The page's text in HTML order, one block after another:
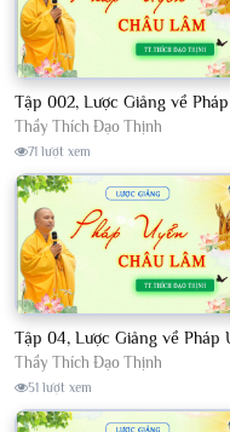
Thầy Thích Đạo Thịnh
71 lượt xem
Thầy Thích Đạo Thịnh
51 lượt xem